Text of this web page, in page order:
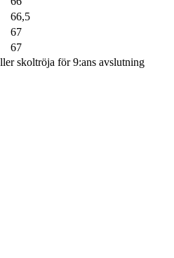
66,5
67
67